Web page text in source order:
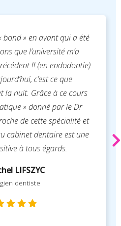
Une belle et bonne expérience
compléter mes
professionnelles. La formation
délabrée et dépulpée ) est une
de qualité et d’une valeur
compétitive. Le déroulement de ce
idwebformation était simple et
Ma prochaine formation sera
idwebformation sans